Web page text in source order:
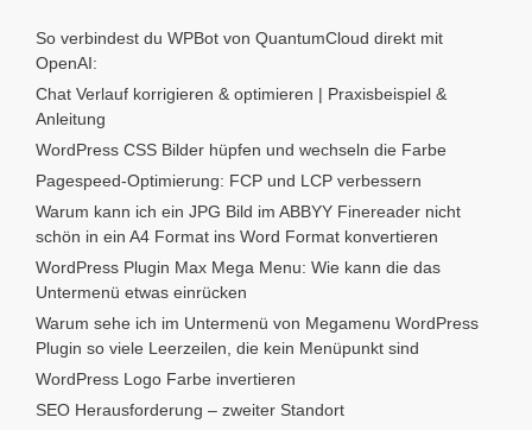
So verbindest du WPBot von QuantumCloud direkt mit
OpenAI:
Chat Verlauf korrigieren & optimieren | Praxisbeispiel &
Anleitung
WordPress CSS Bilder hüpfen und wechseln die Farbe
Pagespeed-Optimierung: FCP und LCP verbessern
Warum kann ich ein JPG Bild im ABBYY Finereader nicht
schön in ein A4 Format ins Word Format konvertieren
WordPress Plugin Max Mega Menu: Wie kann die das
Untermenü etwas einrücken
Warum sehe ich im Untermenü von Megamenu WordPress
Plugin so viele Leerzeilen, die kein Menüpunkt sind
WordPress Logo Farbe invertieren
SEO Herausforderung – zweiter Standort